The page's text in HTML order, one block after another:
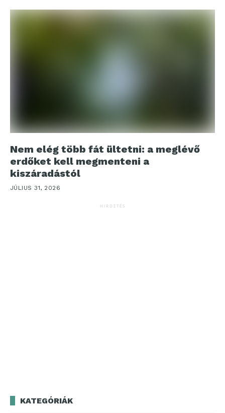
Nem elég több fát ültetni: a meglévő
erdőket kell megmenteni a
kiszáradástól
JÚLIUS 31, 2026
HIRDETÉS
KATEGÓRIÁK